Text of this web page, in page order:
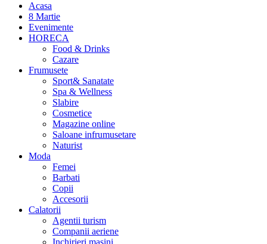
Acasa
8 Martie
Evenimente
HORECA
Food & Drinks
Cazare
Frumusete
Sport& Sanatate
Spa & Wellness
Slabire
Cosmetice
Magazine online
Saloane infrumusetare
Naturist
Moda
Femei
Barbati
Copii
Accesorii
Calatorii
Agentii turism
Companii aeriene
Inchirieri masini